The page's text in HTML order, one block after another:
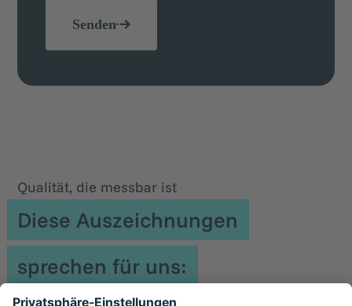
Senden
Qualität, die messbar ist
Diese Auszeichnungen
sprechen für uns: